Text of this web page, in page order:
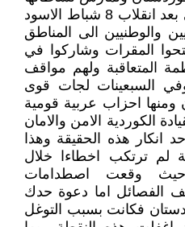
بكل حرية منذ العام 1963 اي بعد انقلاب 8 شباط الاسود
والوطنيين الى المناطق
المقرات وشاركوا في
المتعاقبة ولهم مواقف
السبعينات لجات قوى
احزاب عربية قومية
الكوردية الامن والامان
انكار هذه الحقيقة وهذا
لم ترتكب اخطاءا خلال
حيث وقعت اصطدامات
الفصائل اما دعوة حدك
فكانت بسبب التوغل